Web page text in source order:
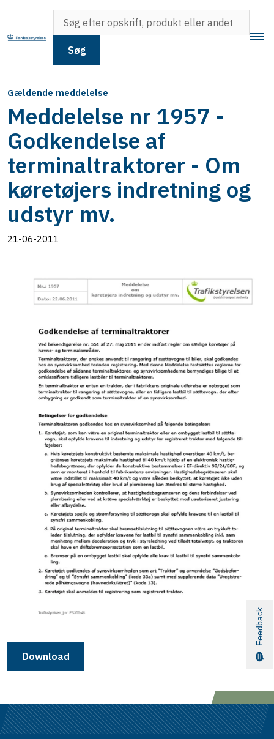
Søg
Gældende meddelelse
Meddelelse nr 1957 -
Godkendelse af
terminaltraktorer - Om
køretøjers indretning og
udstyr mv.
21-06-2011
Download
Feedback